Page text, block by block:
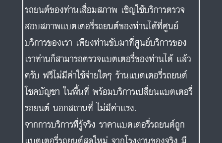
รถยนต์ของท่านเสื่อมสภาพ เชิญใช้บริการตรวจ
สอบสภาพแบตเตอรี่รถยนต์ของท่านได้ที่ศูนย์
บริการของเรา เพียงท่านขับมาที่ศูนย์บริการของ
เราท่านก็สามารถตรวจแบตเตอรี่ของท่านได้ แล้ว
ครับ ฟรีไม่มีค่าใช้จ่ายใดๆ ร้านแบตเตอรี่รถยนต์
โชคบัญชา ในพื้นที่ พร้อมบริการเปลี่ยนแบตเตอรี่
รถยนต์ นอกสถานที่ ไม่มีค่าแรง.
จากการบริการที่รู้จริง ราคาแบตเตอรี่รถยนต์ถูก